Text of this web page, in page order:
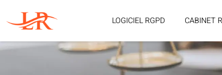
LOGICIEL RGPD CABINET